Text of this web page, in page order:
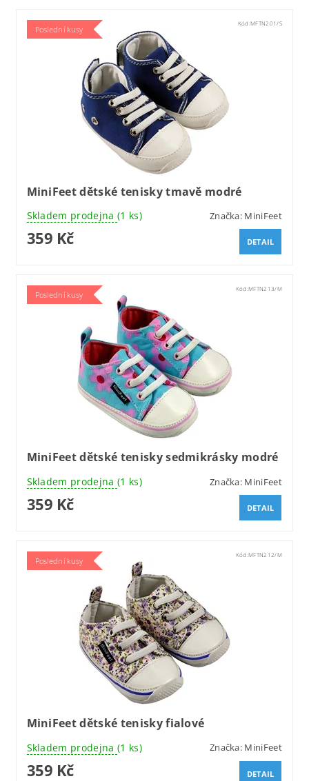
Poslední kusy
Kód:MFTN201/S
MiniFeet dětské tenisky tmavě modré
Skladem prodejna (1 ks) Značka: MiniFeet
359 Kč DETAIL
Poslední kusy
Kód:MFTN213/M
MiniFeet dětské tenisky sedmikrásky modré
Skladem prodejna (1 ks) Značka: MiniFeet
359 Kč DETAIL
Poslední kusy
Kód:MFTN212/M
MiniFeet dětské tenisky fialové
Skladem prodejna (1 ks) Značka: MiniFeet
359 Kč DETAIL